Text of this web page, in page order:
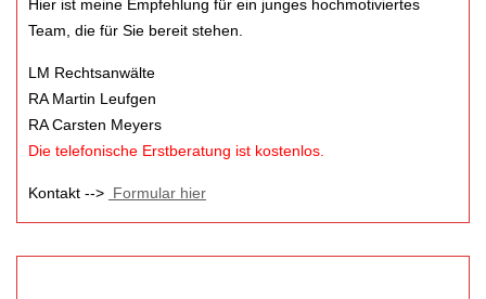
Hier ist meine Empfehlung für ein junges hochmotiviertes
Team, die für Sie bereit stehen.
LM Rechtsanwälte
RA Martin Leufgen
RA Carsten Meyers
Die telefonische Erstberatung ist kostenlos.
Kontakt --> Formular hier